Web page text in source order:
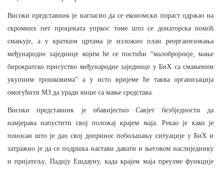
Високи представник је нагласио да се економски пораст одржао на
скромних пет процената упркос томе што се донаторска помоћ
смањује, а у кратким цртама је изложио план реорганизовања
међународне заједнице којим ће се постићи “малобројније, мање
бирократско присуство међународне заједнице у БиХ са смањеним
укупним трошковима” а у исто вријеме ће таква организација
омогућити МЗ да уради више са мање средстава.
Високи представник је обавијестио Савјет безбједности да
намјерава напустити свој положај крајем маја. Рекао је како је
поносан што је дао свој допринос побољшању ситуације у БиХ и
затражио је да се подршка настави давати и његовом наслиједнику
и пријатељу, Падију Ешдауну, када крајем маја преузме функције